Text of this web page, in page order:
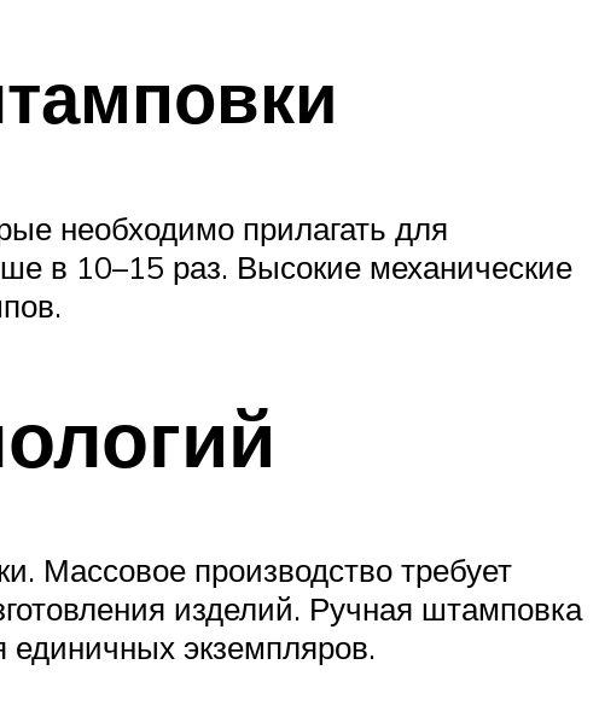
необходимо прилагать для
в 10–15 раз. Высокие механические
Массовое производство требует
изделий. Ручная штамповка
единичных экземпляров.